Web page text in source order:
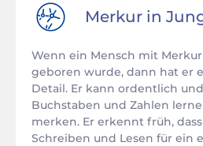
Merkur in
Wenn ein Mensch mit
geboren wurde, dann hat er
Detail. Er kann ordentlich
Buchstaben und Zahlen
merken. Er erkennt früh,
Schreiben und Lesen für ein